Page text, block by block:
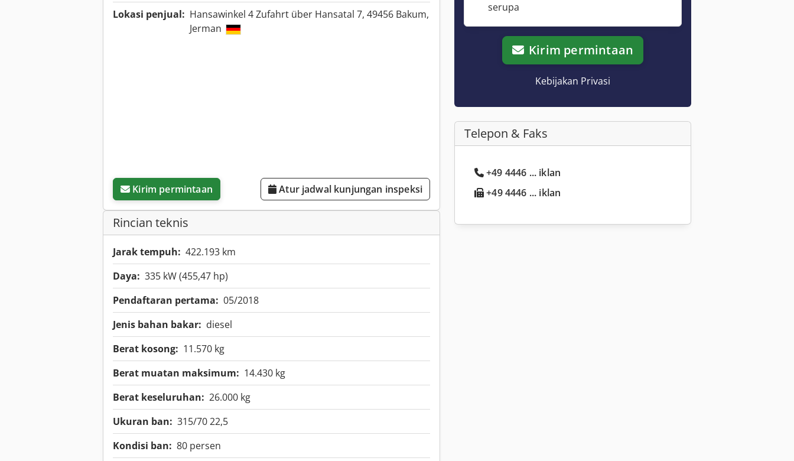
Lokasi penjual: Hansawinkel 4 Zufahrt über Hansatal 7, 49456 Bakum,
Jerman
Kirim permintaan Atur jadwal kunjungan inspeksi
Rincian teknis
Jarak tempuh: 422.193 km
Daya: 335 kW (455,47 hp)
Pendaftaran pertama: 05/2018
Jenis bahan bakar: diesel
Berat kosong: 11.570 kg
Berat muatan maksimum: 14.430 kg
Berat keseluruhan: 26.000 kg
Ukuran ban: 315/70 22,5
Kondisi ban: 80 persen
serupa
Kirim permintaan
Kebijakan Privasi
Telepon & Faks
+49 4446 ... iklan
+49 4446 ... iklan